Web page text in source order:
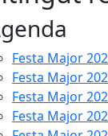
Festa Major
Festa Major
Festa Major
Festa Major